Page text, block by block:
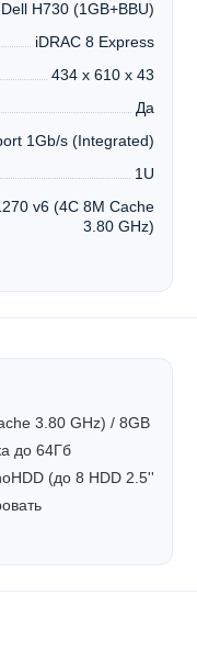
H730 (1GB+BBU)
iDRAC 8 Express
434 x 610 x 43
Да
1Gb/s (Integrated)
1U
v6 (4C 8M Cache
3.80 GHz)
3.80 GHz) / 8GB
до 64Гб
(до 8 HDD 2.5''